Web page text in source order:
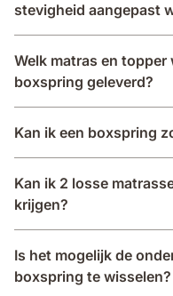
stevigheid aangepast
Welk matras en topper
boxspring geleverd?
Kan ik een boxspring
Kan ik 2 losse
krijgen?
Is het mogelijk de
boxspring te wisselen?